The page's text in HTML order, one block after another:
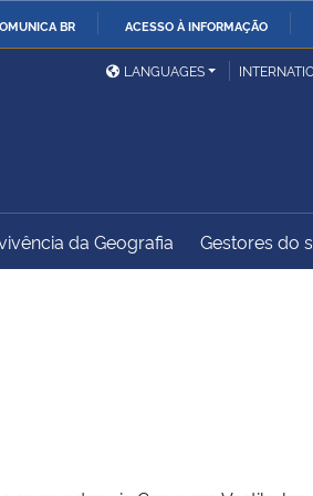
BR ACESSO À INFORMAÇÃO
Ministério das Relações
Exteriores
Controladoria-Geral da
LANGUAGES
da Geografia Gestores do